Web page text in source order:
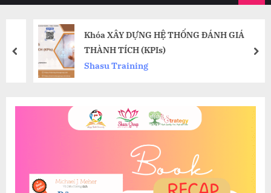
Khóa XÂY DỰNG HỆ THỐNG ĐÁNH GIÁ
THÀNH TÍCH (KPIs)
Shasu Training
prev